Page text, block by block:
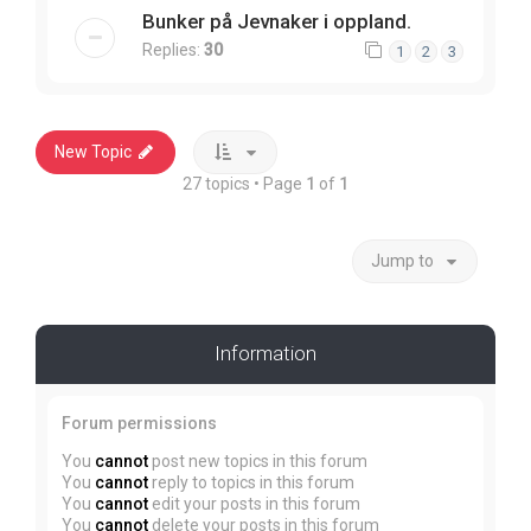
Bunker på Jevnaker i oppland.
Replies: 30 1 2 3
New Topic
27 topics • Page 1 of 1
Jump to
Information
Forum permissions
You cannot post new topics in this forum
You cannot reply to topics in this forum
You cannot edit your posts in this forum
You cannot delete your posts in this forum